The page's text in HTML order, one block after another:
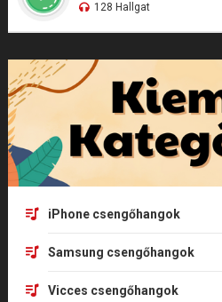
128 Hallgat
iPhone csengőhangok
Samsung csengőhangok
Vicces csengőhangok